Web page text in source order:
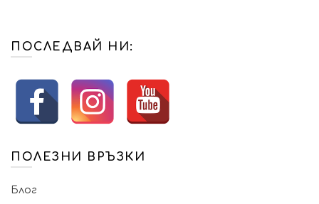
ПОСЛЕДВАЙ НИ:
ПОЛЕЗНИ ВРЪЗКИ
Блог